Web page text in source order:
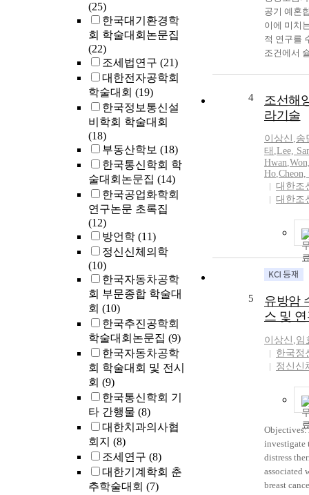
(25)
한국대기환경학
회 학술대회논문집
(22)
조세법연구 (21)
대한전자공학회
학술대회 (19)
한국정보통신설
비학회 학술대회
(18)
부동산학보 (18)
한국통신학회 학
술대회논문집 (14)
한국공업화학회
연구논문 초록집
(12)
방언학 (11)
정신신체의학
(10)
한국자동차공학
회 부문종합 학술대
회 (10)
한국추진공학회
학술대회논문집 (9)
한국자동차공학
회 학술대회 및 전시
회 (9)
한국통신학회 기
타 간행물 (8)
대한치과의사협
회지 (8)
조세연구 (8)
대한기계학회 춘
추학술대회 (7)
공기 예혼
이에 미치
적 연구를
조건에서
전파특성
존재할 경
연부에서
러한 구조
에 종속한
파가 교반
거동에 미
의 증가에
도 확인되
behavior
premixed
frequency
standing
ratios
pressure
flame was
velocities
analyzed
the
splitting in
ultrasonic
locations
stripes are
frequency
wave. In
velocity of
the
4
조선해
라기술
이상신 ,송
태 ,Lee,
Hwan,
Ho,Cheon,
대한조
대한조
5
유방암
스 및
이상신 ,임
한국정
정신신
investigate
distress
associated
breast